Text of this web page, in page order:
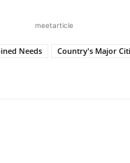
meetarticle
Needs Country's Major